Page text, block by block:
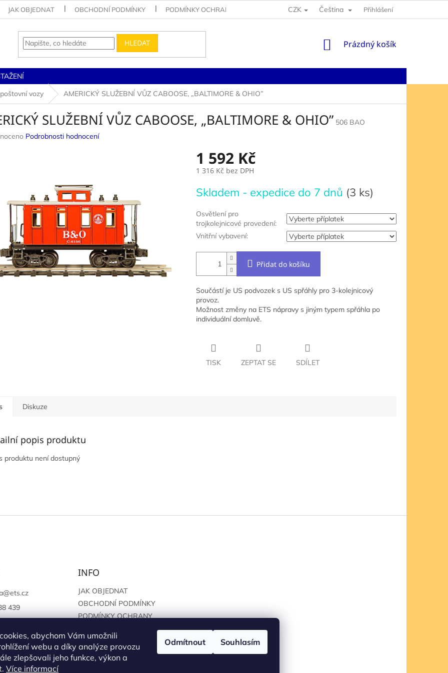
abychom Vám umožnili
webu a díky analýze provozu
zlepšovali jeho funkce, výkon a
Více informací
Odmítnout Souhlasím
JAK OBJEDNAT OBCHODNÍ PODMÍNKY PODMÍNKY OCHRANY OSOBNÍCH ÚDAJŮCZK Čeština Přihlášení
HLEDAT
NÁKUPNÍ
Prázdný košík
vozy AMERICKÝ SLUŽEBNÍ VŮZ CABOOSE, „BALTIMORE & OHIO”
SLUŽEBNÍ VŮZ CABOOSE, „BALTIMORE & OHIO” 506 BAO
Podrobnosti hodnocení
1 592 Kč
1 316 Kč bez DPH
cena:
Skladem - expedice do 7 dnů (3 ks)
Osvětlení pro
trojkolejnicové provedení:
Vnitřní vybavení:
Přidat do košíku
Součástí je US podvozek s US spřáhly pro 3-kolejnicový
provoz.
Možnost změny na ETS nápravy s jiným typem spřáhla po
individuální domluvě.
TISK ZEPTAT SE SDÍLET
Diskuze
popis produktu
produktu není dostupný
@ets.cz
439
INFO
JAK OBJEDNAT
OBCHODNÍ PODMÍNKY
PODMÍNKY OCHRANY